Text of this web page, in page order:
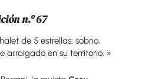
n.º 67
de 5 estrellas: sobrio,
arraigado en su territorio. »